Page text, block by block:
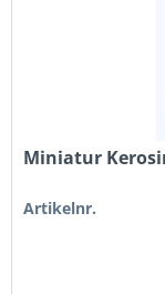
Miniatur
Artikelnr.